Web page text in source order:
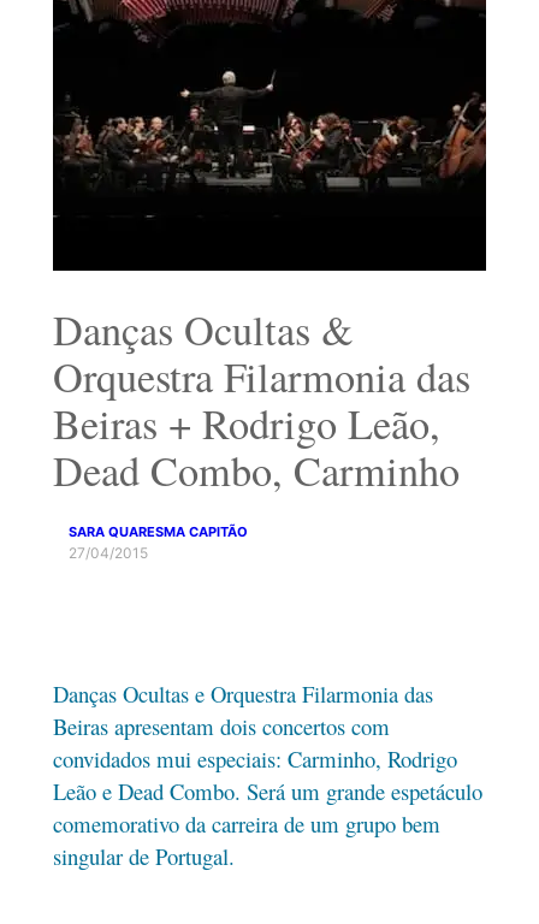
Danças Ocultas &
Orquestra Filarmonia das
Beiras + Rodrigo Leão,
Dead Combo, Carminho
SARA QUARESMA CAPITÃO
27/04/2015
Danças Ocultas e Orquestra Filarmonia das
Beiras apresentam dois concertos com
convidados mui especiais: Carminho, Rodrigo
Leão e Dead Combo. Será um grande espetáculo
comemorativo da carreira de um grupo bem
singular de Portugal.